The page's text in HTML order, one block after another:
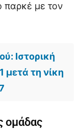
παρκέ με τον
Ιστορική
μετά τη νίκη
ομάδας